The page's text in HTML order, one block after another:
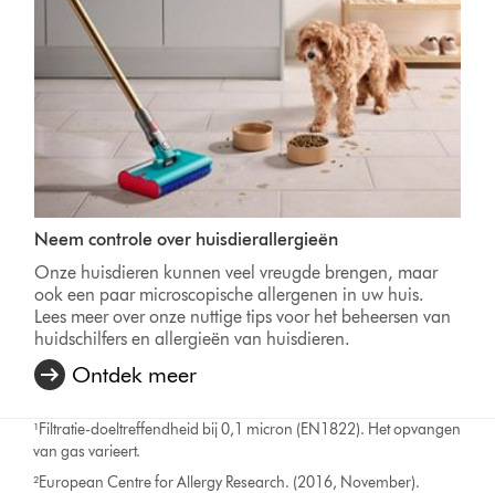
Neem controle over huisdierallergieën
Onze huisdieren kunnen veel vreugde brengen, maar
ook een paar microscopische allergenen in uw huis.
Lees meer over onze nuttige tips voor het beheersen van
huidschilfers en allergieën van huisdieren.
Ontdek meer
¹Filtratie-doeltreffendheid bij 0,1 micron (EN1822). Het opvangen
van gas varieert.
²European Centre for Allergy Research. (2016, November).